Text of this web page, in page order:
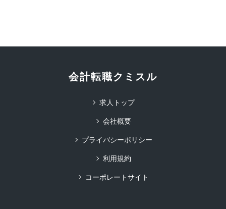
会計転職クミスル
求人トップ
会社概要
プライバシーポリシー
利用規約
コーポレートサイト